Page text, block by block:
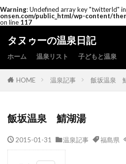
Warning: Undefined array key "twitterId" in
onsen.com/public_html/wp-content/
on line 117
タヌゥーの温泉日記
ホーム 温泉リスト 子どもと温泉
HOME 温泉記事 飯坂温泉
飯坂温泉 鯖湖湯
2015-01-31 温泉記事 福島県